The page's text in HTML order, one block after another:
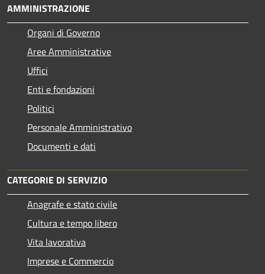
AMMINISTRAZIONE
Organi di Governo
Aree Amministrative
Uffici
Enti e fondazioni
Politici
Personale Amministrativo
Documenti e dati
CATEGORIE DI SERVIZIO
Anagrafe e stato civile
Cultura e tempo libero
Vita lavorativa
Imprese e Commercio